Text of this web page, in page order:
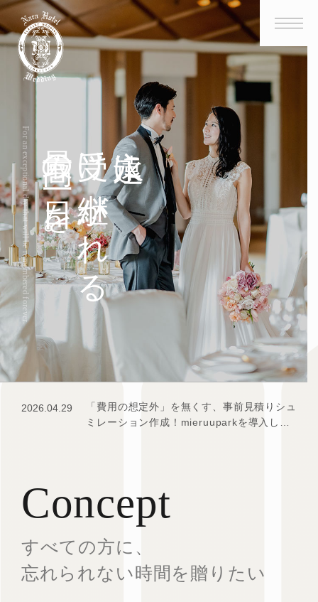
永遠に
受け継がれる
最高の一日を。
For an exceptional day that will be remembered forever.
お知らせ
2026.04.29
「費用の想定外」を無くす、事前見積りシュ
ミレーション作成！mieruuparkを導入しま
すべての方に、
忘れられない時間を贈りたい
Concept